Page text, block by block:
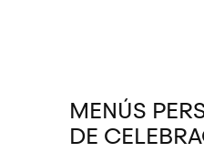
MENÚS
DE